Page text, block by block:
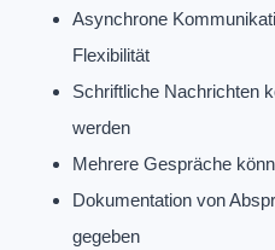
Asynchrone
Flexibilität
Schriftliche Nachrichten
werden
Mehrere Gespräche
Dokumentation von
gegeben